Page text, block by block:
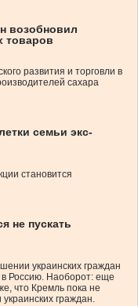
возобновил
товаров
развития и торговли в
сахара
семьи экс-
становится
не пускать
украинских граждан
в Россию. Наоборот: еще
что Кремль пока не
граждан.